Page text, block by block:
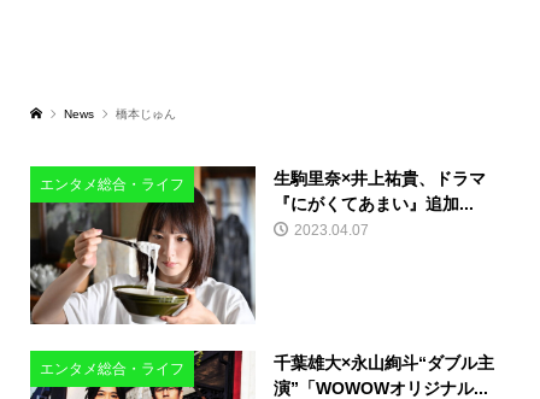
News 橋本じゅん
エンタメ総合・ライフ
生駒里奈×井上祐貴、ドラマ
『にがくてあまい』追加...
2023.04.07
エンタメ総合・ライフ
千葉雄大×永山絢斗“ダブル主
演”「WOWOWオリジナル...